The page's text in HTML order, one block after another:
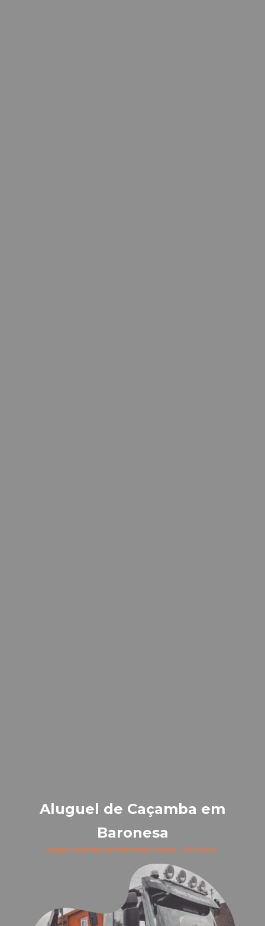
Aluguel de Caçamba em
Baronesa
Alugue caçamba em Baronesa Osasco – São Paulo.